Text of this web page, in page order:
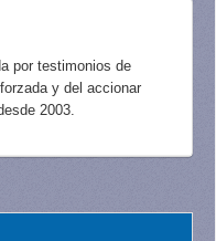
por testimonios de
y del accionar
2003.